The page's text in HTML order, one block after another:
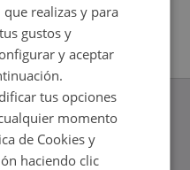
realizas y para
gustos y
y aceptar
tus opciones
momento
de Cookies y
haciendo clic